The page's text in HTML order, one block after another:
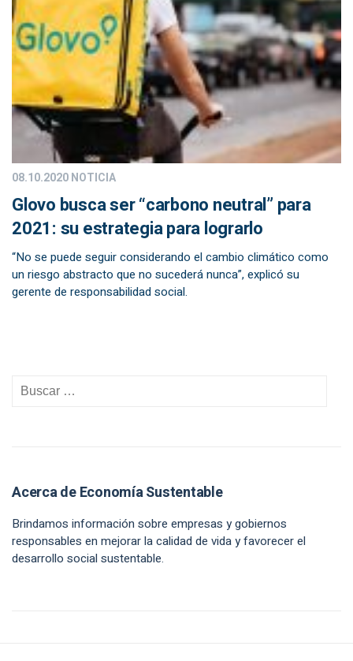
08.10.2020NOTICIA
Glovo busca ser “carbono neutral” para
2021: su estrategia para lograrlo
“No se puede seguir considerando el cambio climático como
un riesgo abstracto que no sucederá nunca”, explicó su
gerente de responsabilidad social.
Acerca de Economía Sustentable
Brindamos información sobre empresas y gobiernos
responsables en mejorar la calidad de vida y favorecer el
desarrollo social sustentable.